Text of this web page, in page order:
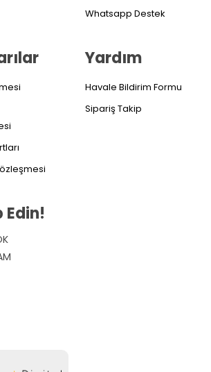
Whatsapp Destek
Yardım
Havale Bildirim Formu
Sipariş Takip
Edin!